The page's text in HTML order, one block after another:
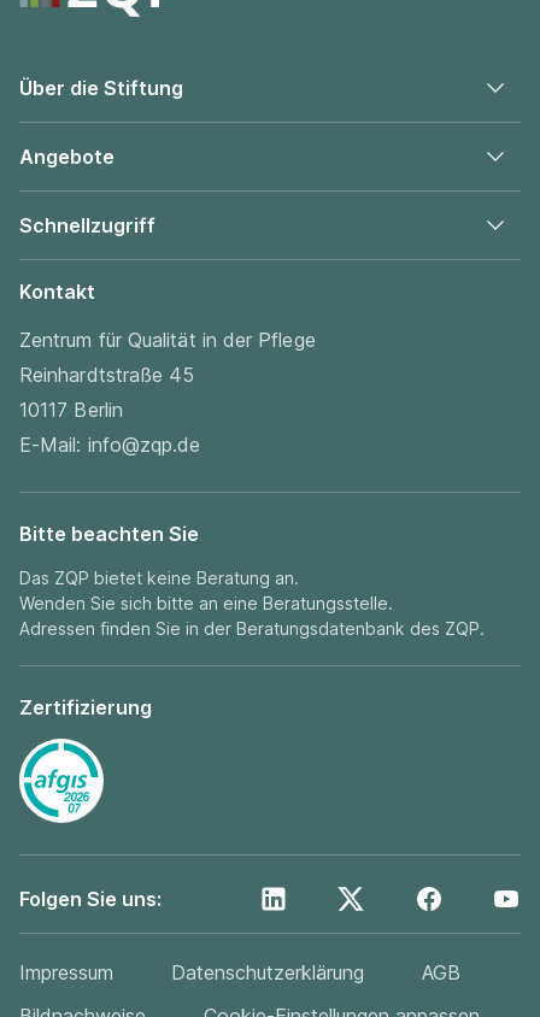
Über die Stiftung
Angebote
Schnellzugriff
Kontakt
Zentrum für Qualität in der Pflege
Reinhardtstraße 45
10117 Berlin
E-Mail: info@zqp.de
Bitte beachten Sie
Das ZQP bietet keine Beratung an.
Wenden Sie sich bitte an eine Beratungsstelle.
Adressen finden Sie in der Beratungsdatenbank des ZQP.
Zertifizierung
Folgen Sie uns:
Impressum Datenschutzerklärung
AGB